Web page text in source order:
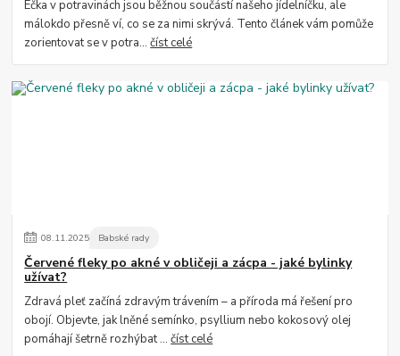
Éčka v potravinách jsou běžnou součástí našeho jídelníčku, ale
málokdo přesně ví, co se za nimi skrývá. Tento článek vám pomůže
zorientovat se v potra...číst celé
08.11.2025 Babské rady
Červené fleky po akné v obličeji a zácpa - jaké bylinky
užívat?
Zdravá pleť začíná zdravým trávením – a příroda má řešení pro
obojí. Objevte, jak lněné semínko, psyllium nebo kokosový olej
pomáhají šetrně rozhýbat ...číst celé